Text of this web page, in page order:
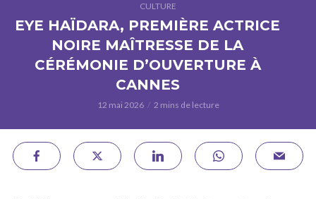
CULTURE
EYE HAÏDARA, PREMIÈRE ACTRICE
NOIRE MAÎTRESSE DE LA
CÉRÉMONIE D’OUVERTURE À
CANNES
12 mai 2026 2 mins de lecture